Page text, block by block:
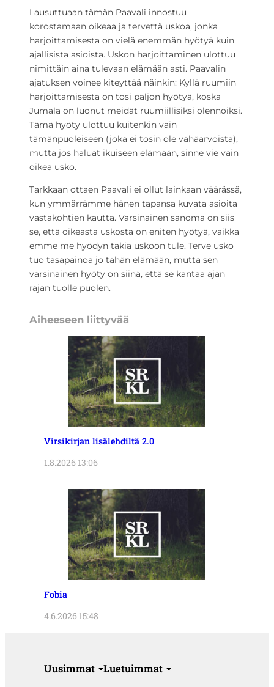
Lausuttuaan tämän Paavali innostuu
korostamaan oikeaa ja tervettä uskoa, jonka
harjoittamisesta on vielä enemmän hyötyä kuin
ajallisista asioista. Uskon harjoittaminen ulottuu
nimittäin aina tulevaan elämään asti. Paavalin
ajatuksen voinee kiteyttää näinkin: Kyllä ruumiin
harjoittamisesta on tosi paljon hyötyä, koska
Jumala on luonut meidät ruumiillisiksi olennoiksi.
Tämä hyöty ulottuu kuitenkin vain
tämänpuoleiseen (joka ei tosin ole vähäarvoista),
mutta jos haluat ikuiseen elämään, sinne vie vain
oikea usko.
Tarkkaan ottaen Paavali ei ollut lainkaan väärässä,
kun ymmärrämme hänen tapansa kuvata asioita
vastakohtien kautta. Varsinainen sanoma on siis
se, että oikeasta uskosta on eniten hyötyä, vaikka
emme me hyödyn takia uskoon tule. Terve usko
tuo tasapainoa jo tähän elämään, mutta sen
varsinainen hyöty on siinä, että se kantaa ajan
rajan tuolle puolen.
Aiheeseen liittyvää
Virsikirjan lisälehdiltä 2.0
1.8.2026 13:06
Fobia
4.6.2026 15:48
Uusimmat Luetuimmat